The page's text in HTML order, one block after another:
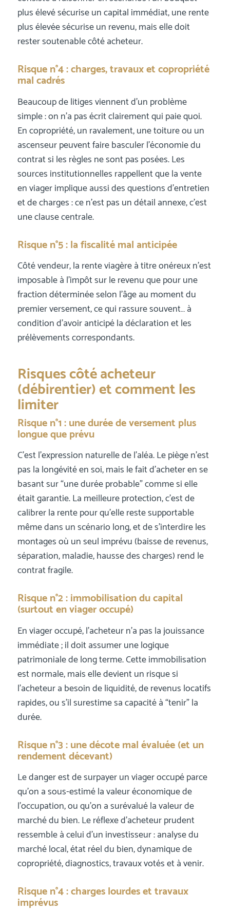
plus élevé sécurise un capital immédiat, une rente
plus élevée sécurise un revenu, mais elle doit
rester soutenable côté acheteur.
Risque n°4 : charges, travaux et copropriété
mal cadrés
Beaucoup de litiges viennent d’un problème
simple : on n’a pas écrit clairement qui paie quoi.
En copropriété, un ravalement, une toiture ou un
ascenseur peuvent faire basculer l’économie du
contrat si les règles ne sont pas posées. Les
sources institutionnelles rappellent que la vente
en viager implique aussi des questions d’entretien
et de charges : ce n’est pas un détail annexe, c’est
une clause centrale.
Risque n°5 : la fiscalité mal anticipée
Côté vendeur, la rente viagère à titre onéreux n’est
imposable à l’impôt sur le revenu que pour une
fraction déterminée selon l’âge au moment du
premier versement, ce qui rassure souvent… à
condition d’avoir anticipé la déclaration et les
prélèvements correspondants.
Risques côté acheteur
(débirentier) et comment les
limiter
Risque n°1 : une durée de versement plus
longue que prévu
C’est l’expression naturelle de l’aléa. Le piège n’est
pas la longévité en soi, mais le fait d’acheter en se
basant sur “une durée probable” comme si elle
était garantie. La meilleure protection, c’est de
calibrer la rente pour qu’elle reste supportable
même dans un scénario long, et de s’interdire les
montages où un seul imprévu (baisse de revenus,
séparation, maladie, hausse des charges) rend le
contrat fragile.
Risque n°2 : immobilisation du capital
(surtout en viager occupé)
En viager occupé, l’acheteur n’a pas la jouissance
immédiate ; il doit assumer une logique
patrimoniale de long terme. Cette immobilisation
est normale, mais elle devient un risque si
l’acheteur a besoin de liquidité, de revenus locatifs
rapides, ou s’il surestime sa capacité à “tenir” la
durée.
Risque n°3 : une décote mal évaluée (et un
rendement décevant)
Le danger est de surpayer un viager occupé parce
qu’on a sous-estimé la valeur économique de
l’occupation, ou qu’on a surévalué la valeur de
marché du bien. Le réflexe d’acheteur prudent
ressemble à celui d’un investisseur : analyse du
marché local, état réel du bien, dynamique de
copropriété, diagnostics, travaux votés et à venir.
Risque n°4 : charges lourdes et travaux
imprévus